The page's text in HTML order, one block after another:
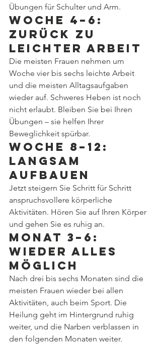
Übungen für Schulter und Arm.
Woche 4–6:
zurück zu
leichter Arbeit
Die meisten Frauen nehmen um
Woche vier bis sechs leichte Arbeit
und die meisten Alltagsaufgaben
wieder auf. Schweres Heben ist noch
nicht erlaubt. Bleiben Sie bei Ihren
Übungen – sie helfen Ihrer
Beweglichkeit spürbar.
Woche 8–12:
langsam
aufbauen
Jetzt steigern Sie Schritt für Schritt
anspruchsvollere körperliche
Aktivitäten. Hören Sie auf Ihren Körper
und gehen Sie es ruhig an.
Monat 3–6:
wieder alles
möglich
Nach drei bis sechs Monaten sind die
meisten Frauen wieder bei allen
Aktivitäten, auch beim Sport. Die
Heilung geht im Hintergrund ruhig
weiter, und die Narben verblassen in
den folgenden Monaten weiter.